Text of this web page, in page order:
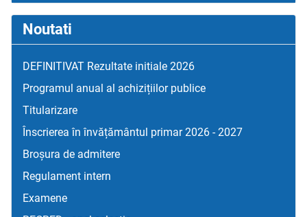
Noutati
DEFINITIVAT Rezultate initiale 2026
Programul anual al achizițiilor publice
Titularizare
Înscrierea în învățământul primar 2026 - 2027
Broșura de admitere
Regulament intern
Examene